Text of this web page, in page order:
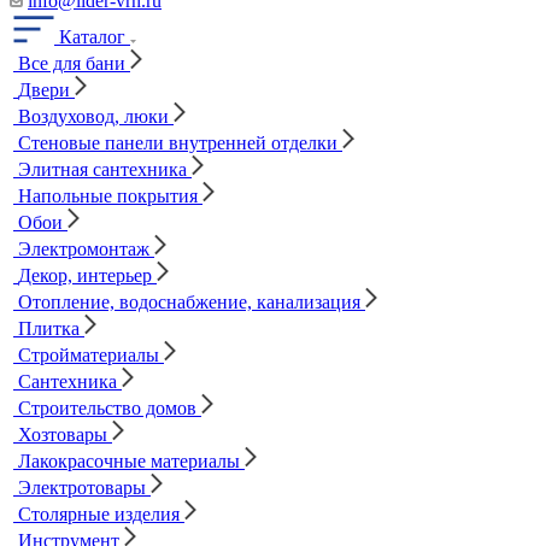
Каталог
Все для бани
Двери
Воздуховод, люки
Стеновые панели внутренней отделки
Элитная сантехника
Напольные покрытия
Обои
Электромонтаж
Декор, интерьер
Отопление, водоснабжение, канализация
Плитка
Стройматериалы
Сантехника
Строительство домов
Хозтовары
Лакокрасочные материалы
Электротовары
Столярные изделия
Инструмент